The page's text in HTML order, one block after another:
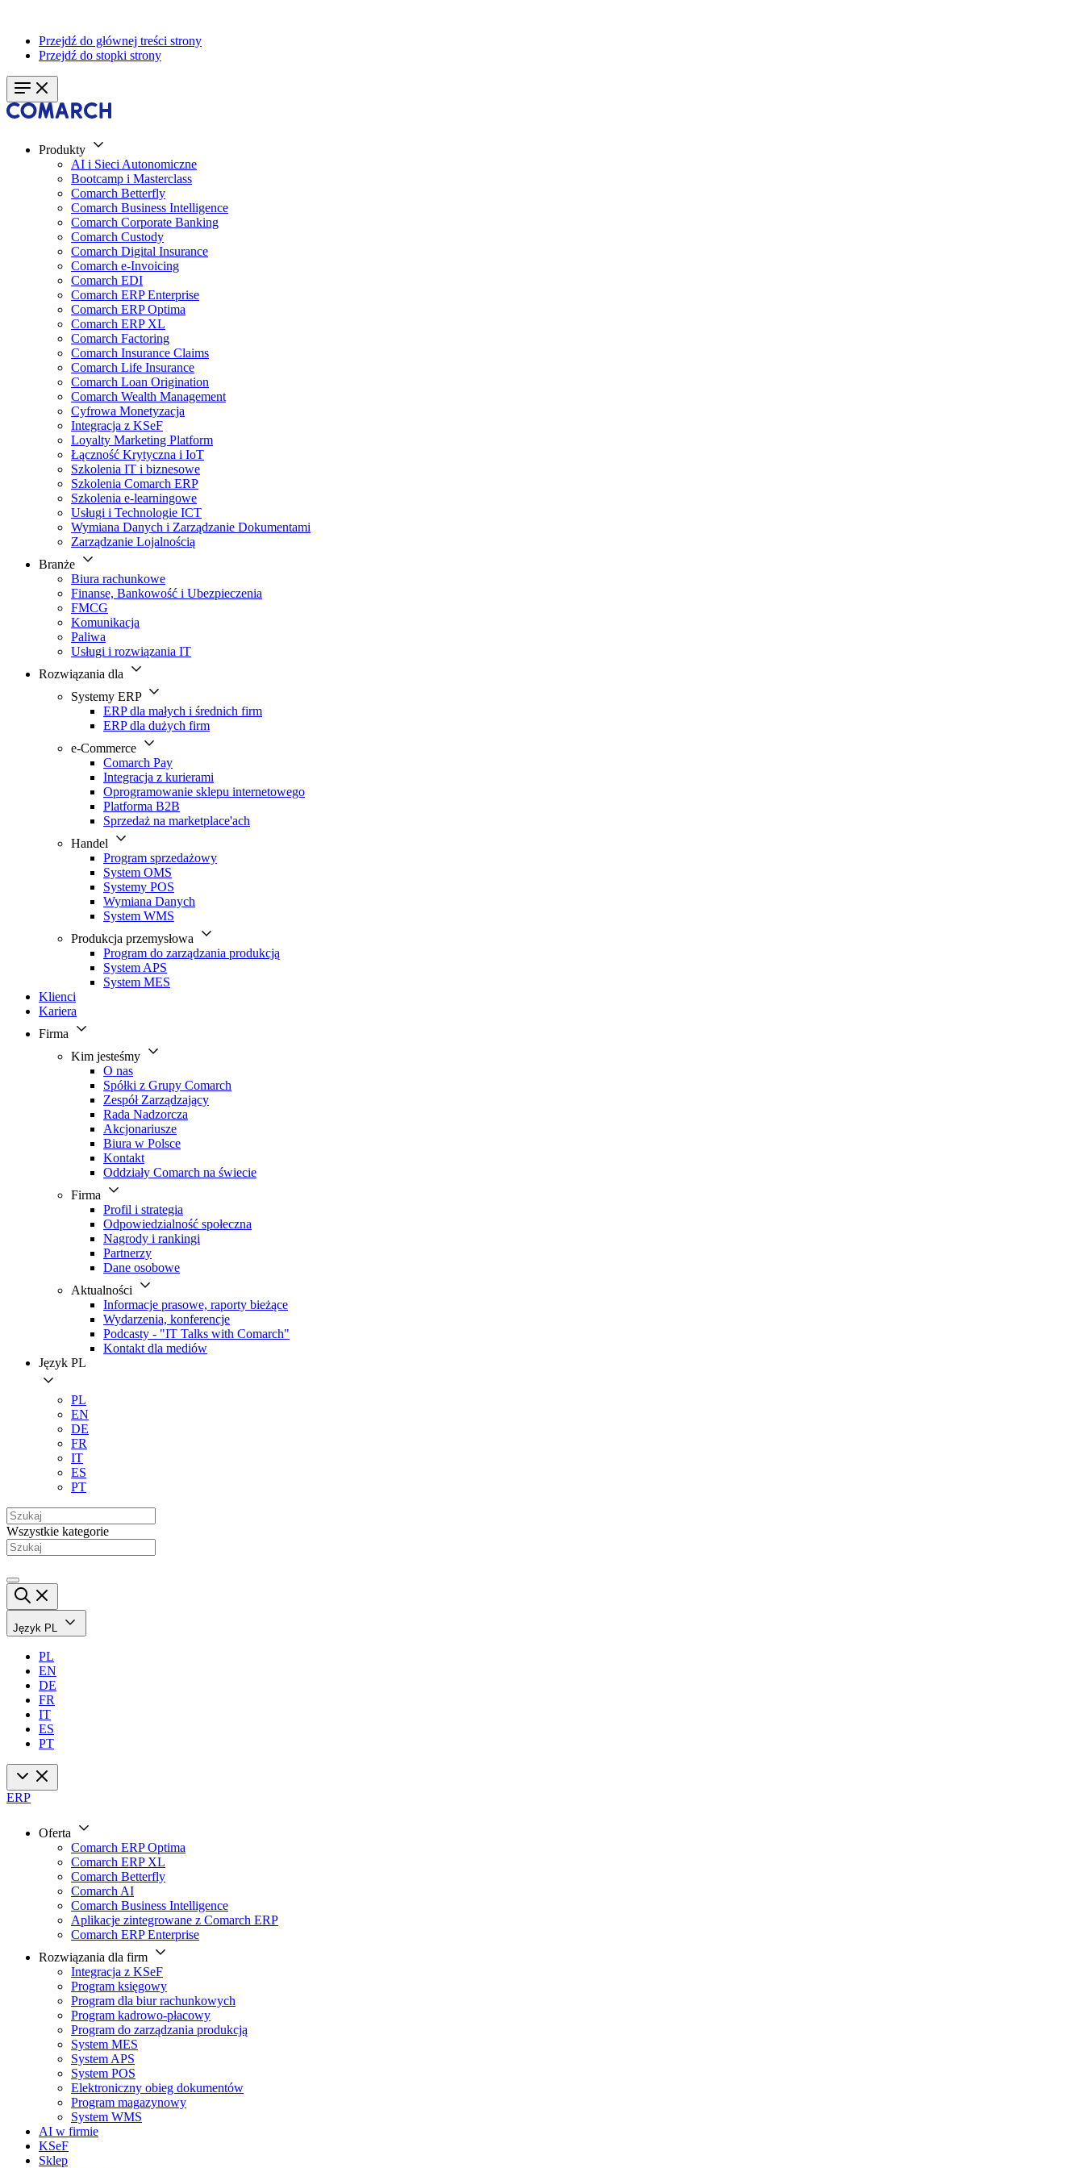
Przejdź do głównej treści strony
Przejdź do stopki strony
Produkty
AI i Sieci Autonomiczne
Bootcamp i Masterclass
Comarch Betterfly
Comarch Business Intelligence
Comarch Corporate Banking
Comarch Custody
Comarch Digital Insurance
Comarch e-Invoicing
Comarch EDI
Comarch ERP Enterprise
Comarch ERP Optima
Comarch ERP XL
Comarch Factoring
Comarch Insurance Claims
Comarch Life Insurance
Comarch Loan Origination
Comarch Wealth Management
Cyfrowa Monetyzacja
Integracja z KSeF
Loyalty Marketing Platform
Łączność Krytyczna i IoT
Szkolenia IT i biznesowe
Szkolenia Comarch ERP
Szkolenia e-learningowe
Usługi i Technologie ICT
Wymiana Danych i Zarządzanie Dokumentami
Zarządzanie Lojalnością
Branże
Biura rachunkowe
Finanse, Bankowość i Ubezpieczenia
FMCG
Komunikacja
Paliwa
Usługi i rozwiązania IT
Rozwiązania dla
Systemy ERP
ERP dla małych i średnich firm
ERP dla dużych firm
e-Commerce
Comarch Pay
Integracja z kurierami
Oprogramowanie sklepu internetowego
Platforma B2B
Sprzedaż na marketplace'ach
Handel
Program sprzedażowy
System OMS
Systemy POS
Wymiana Danych
System WMS
Produkcja przemysłowa
Program do zarządzania produkcją
System APS
System MES
Klienci
Kariera
Firma
Kim jesteśmy
O nas
Spółki z Grupy Comarch
Zespół Zarządzający
Rada Nadzorcza
Akcjonariusze
Biura w Polsce
Kontakt
Oddziały Comarch na świecie
Firma
Profil i strategia
Odpowiedzialność społeczna
Nagrody i rankingi
Partnerzy
Dane osobowe
Aktualności
Informacje prasowe, raporty bieżące
Wydarzenia, konferencje
Podcasty - "IT Talks with Comarch"
Kontakt dla mediów
Język PL
PL
EN
DE
FR
IT
ES
PT
Wszystkie kategorie
Język PL
PL
EN
DE
FR
IT
ES
PT
ERP
Oferta
Comarch ERP Optima
Comarch ERP XL
Comarch Betterfly
Comarch AI
Comarch Business Intelligence
Aplikacje zintegrowane z Comarch ERP
Comarch ERP Enterprise
Rozwiązania dla firm
Integracja z KSeF
Program księgowy
Program dla biur rachunkowych
Program kadrowo-płacowy
Program do zarządzania produkcją
System MES
System APS
System POS
Elektroniczny obieg dokumentów
Program magazynowy
System WMS
AI w firmie
KSeF
Sklep